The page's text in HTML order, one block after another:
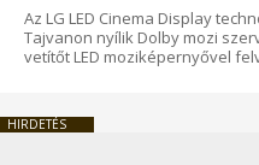
Az LG LED Cinema Display
Tajvanon nyílik Dolby mozi
vetítőt LED moziképernyővel
HIRDETÉS